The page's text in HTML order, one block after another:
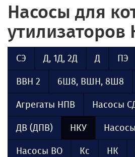
Насосы для
утилизаторов
СЭ Д, 1Д, 2Д Д ПЭ
ВВН 2 6Ш8, ВШН, 8Ш8
Агрегаты НПВ Насосы
ДВ (ДПВ) НКУ
Насосы ВО Кс НК